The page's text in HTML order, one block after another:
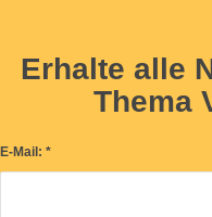
Erhalte alle
Thema
E-Mail: *